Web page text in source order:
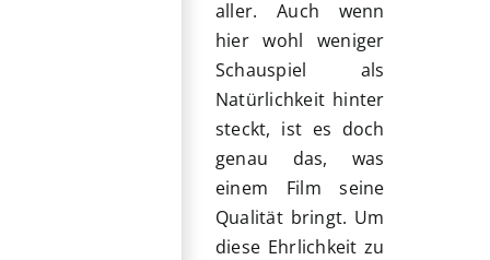
aller. Auch wenn
hier wohl weniger
Schauspiel als
Natürlichkeit hinter
steckt, ist es doch
genau das, was
einem Film seine
Qualität bringt. Um
diese Ehrlichkeit zu